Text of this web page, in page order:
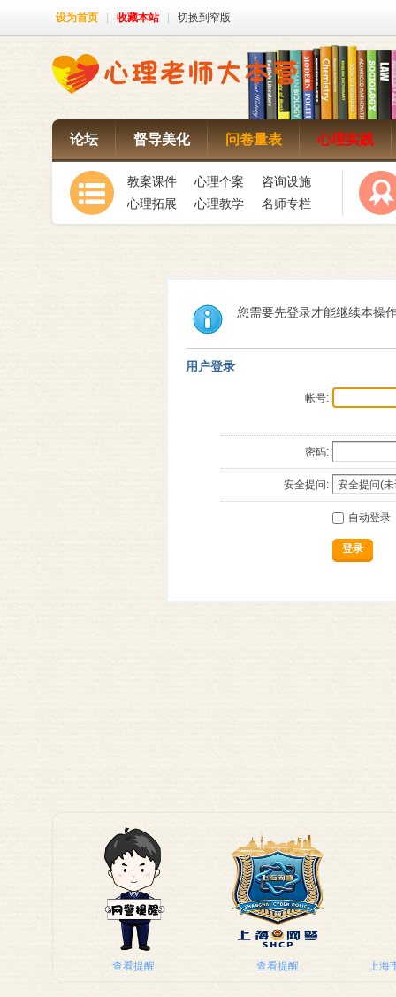
设为首页 收藏本站 切换到窄版
论坛 督导美化 问卷量表 心理实践
教案课件 心理个案
咨询设施
心理拓展
心理教学 名师专栏
您需要先登录才能继续本操
用户登录
帐号:
密码:
安全提问:
自动登录
登录
查看提醒 查看提醒 上海